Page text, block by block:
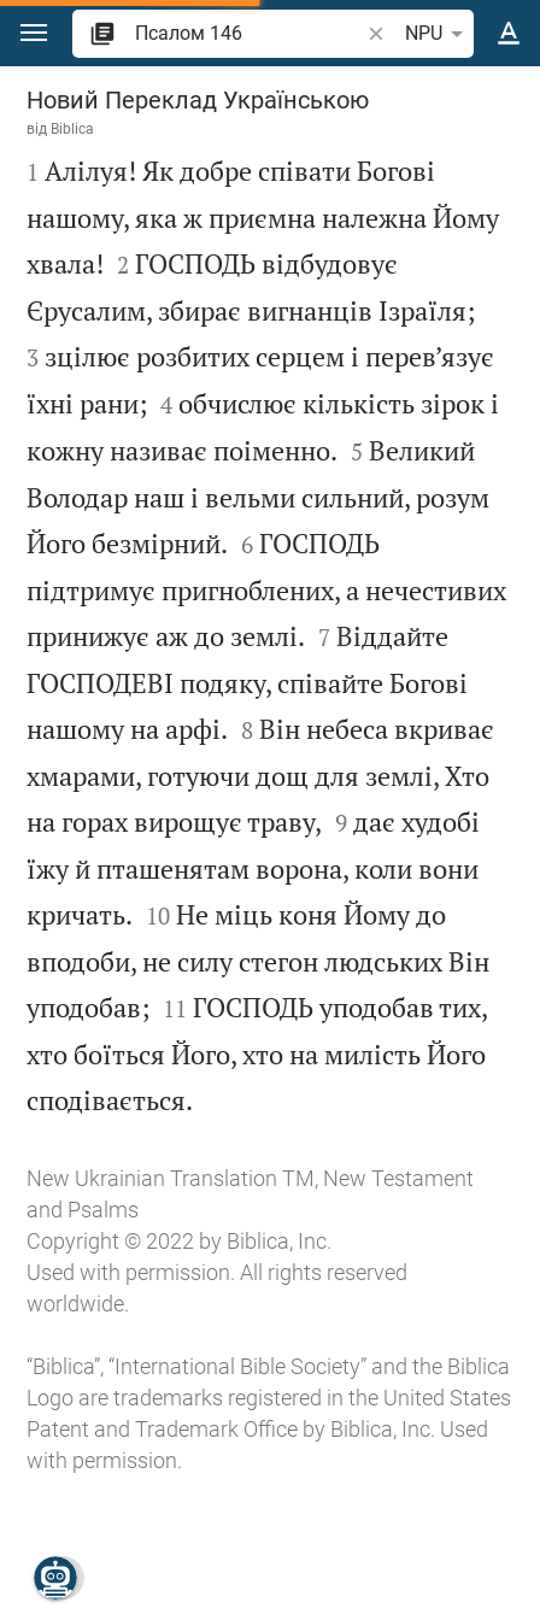
Перейти до вмісту
Шукати біблійний
NPU
Псалом 146
Новий Переклад Українською
від Biblica

1 Алілуя! Як добре співати Богові
нашому, яка ж приємна належна Йому
хвала! 

2 ГОСПОДЬ відбудовує
Єрусалим, збирає вигнанців Ізраїля;
3 зцілює розбитих серцем і перев’язує
їхні рани; 

4 обчислює кількість зірок і
кожну називає поіменно. 

5 Великий
Володар наш і вельми сильний, розум
Його безмірний. 

6 ГОСПОДЬ
підтримує пригноблених, а нечестивих
принижує аж до землі. 

7 Віддайте
ГОСПОДЕВІ подяку, співайте Богові
нашому на арфі. 

8 Він небеса вкриває
хмарами, готуючи дощ для землі, Хто
на горах вирощує траву, 

9 дає худобі
їжу й пташенятам ворона, коли вони
кричать. 

10 Не міць коня Йому до
вподоби, не силу стегон людських Він
уподобав; 

11 ГОСПОДЬ уподобав тих,
хто боїться Його, хто на милість Його
сподівається.
New Ukrainian Translation TM, New Testament
and Psalms
Copyright © 2022 by Biblica, Inc.
Used with permission. All rights reserved
worldwide.
“Biblica”, “International Bible Society” and the Biblica
Logo are trademarks registered in the United States
Patent and Trademark Office by Biblica, Inc. Used
with permission.